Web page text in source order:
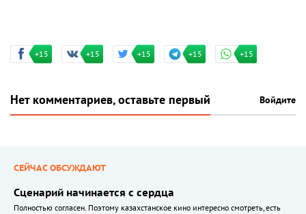
+15 +15 +15 +15 +15
Нет комментариев, оставьте первый Войдите
СЕЙЧАС ОБСУЖДАЮТ
Сценарий начинается с сердца
Полностью согласен. Поэтому казахстанское кино интересно смотреть, есть